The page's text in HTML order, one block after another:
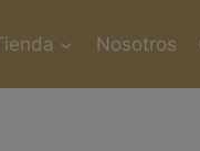
Nosotros